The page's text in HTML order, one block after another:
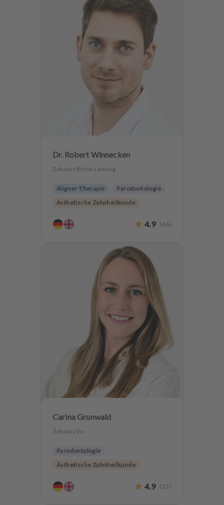
Dr. Robert Winnecken
Zahnärztliche Leitung
Aligner-Therapie
Parodontologie
Ästhetische Zahnheilkunde
Oralchirurgie
4.9 ( 66)
Carina Grunwald
Zahnärztin
Parodontologie
Ästhetische Zahnheilkunde
4.9 ( 25 )